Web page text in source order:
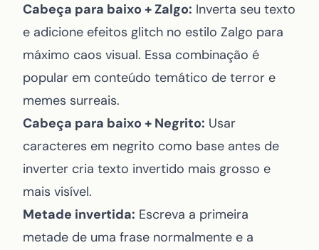
Cabeça para baixo + Zalgo: Inverta seu texto
e adicione efeitos glitch no estilo Zalgo para
máximo caos visual. Essa combinação é
popular em conteúdo temático de terror e
memes surreais.
Cabeça para baixo + Negrito: Usar
caracteres em negrito como base antes de
inverter cria texto invertido mais grosso e
mais visível.
Metade invertida: Escreva a primeira
metade de uma frase normalmente e a